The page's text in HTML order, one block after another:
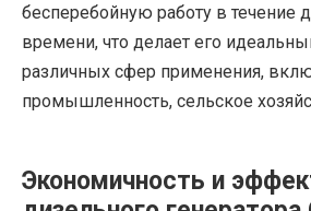
бесперебойную работу в течение
времени, что делает его
различных сфер применения,
промышленность, сельское
Экономичность и